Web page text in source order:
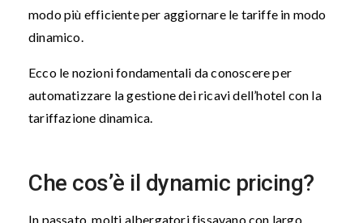
modo più efficiente per aggiornare le tariffe in modo
dinamico.
Ecco le nozioni fondamentali da conoscere per
automatizzare la gestione dei ricavi dell’hotel con la
tariffazione dinamica.
Che cos’è il dynamic pricing?
In passato, molti albergatori fissavano con largo